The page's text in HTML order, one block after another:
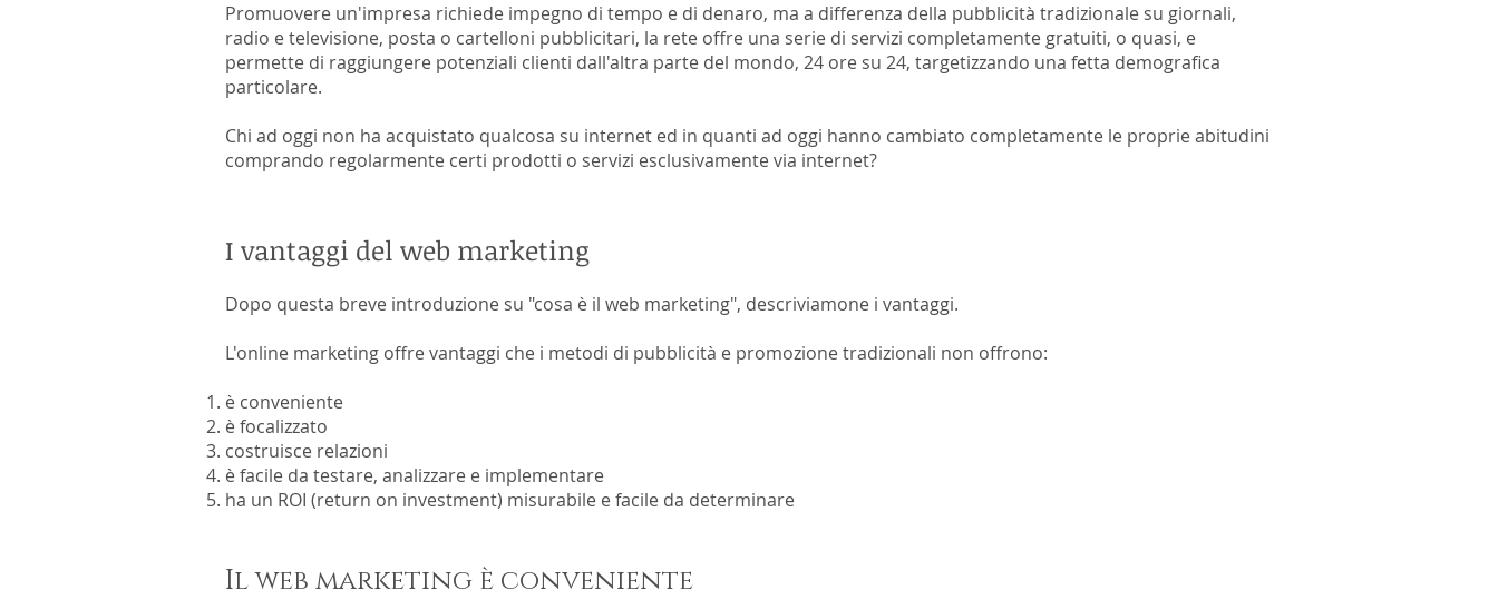
Promuovere un'impresa richiede impegno di tempo e di denaro, ma a differenza della pubblicità tradizionale su giornali,
radio e televisione, posta o cartelloni pubblicitari, la rete offre una serie di servizi completamente gratuiti, o quasi, e
permette di raggiungere potenziali clienti dall'altra parte del mondo, 24 ore su 24, targetizzando una fetta demografica
particolare.
Chi ad oggi non ha acquistato qualcosa su internet ed in quanti ad oggi hanno cambiato completamente le proprie abitudini
comprando regolarmente certi prodotti o servizi esclusivamente via internet?
I vantaggi del web marketing
Dopo questa breve introduzione su "cosa è il web marketing", descriviamone i vantaggi.
L'online marketing offre vantaggi che i metodi di pubblicità e promozione tradizionali non offrono:
è conveniente
è focalizzato
costruisce relazioni
è facile da testare, analizzare e implementare
ha un ROI (return on investment) misurabile e facile da determinare
Il web marketing è conveniente